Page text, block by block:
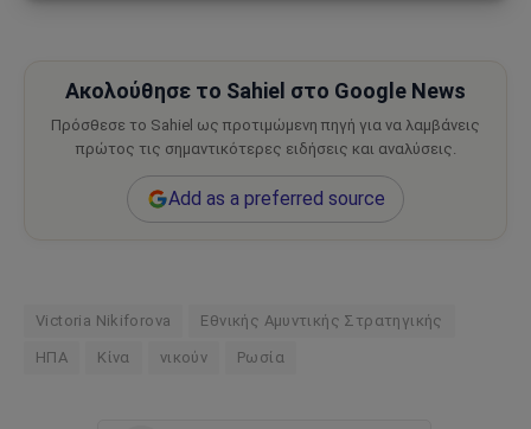
Ακολούθησε το Sahiel στο Google News
Πρόσθεσε το Sahiel ως προτιμώμενη πηγή για να λαμβάνεις
πρώτος τις σημαντικότερες ειδήσεις και αναλύσεις.
Add as a preferred source
Victoria Nikiforova Εθνικής Αμυντικής Στρατηγικής
ΗΠΑ Κίνα νικούν Ρωσία